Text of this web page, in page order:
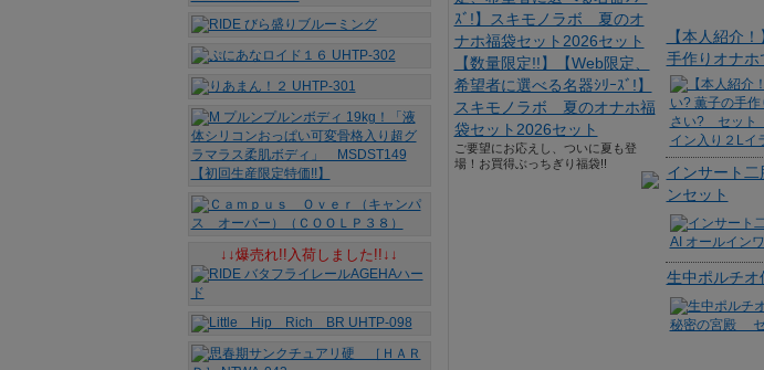
【数量限定!!】【Web限定、
希望者に選べる名器ｼﾘｰｽﾞ!】
スキモノラボ 夏のオナホ福
袋セット2026セット
ご要望にお応えし、ついに夏も登
場！お買得ぶっちぎり福袋!!
【本人紹介
手作りオナ
インサート
ンセット
生中ポルチ
↓↓爆売れ!!入荷しました!!↓↓